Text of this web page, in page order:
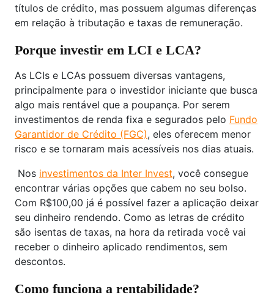
títulos de crédito, mas possuem algumas diferenças
em relação à tributação e taxas de remuneração.
Porque investir em LCI e LCA?
As LCIs e LCAs possuem diversas vantagens,
principalmente para o investidor iniciante que busca
algo mais rentável que a poupança. Por serem
investimentos de renda fixa e segurados pelo Fundo
Garantidor de Crédito (FGC), eles oferecem menor
risco e se tornaram mais acessíveis nos dias atuais.
Nos investimentos da Inter Invest, você consegue
encontrar várias opções que cabem no seu bolso.
Com R$100,00 já é possível fazer a aplicação deixar
seu dinheiro rendendo. Como as letras de crédito
são isentas de taxas, na hora da retirada você vai
receber o dinheiro aplicado rendimentos, sem
descontos.
Como funciona a rentabilidade?